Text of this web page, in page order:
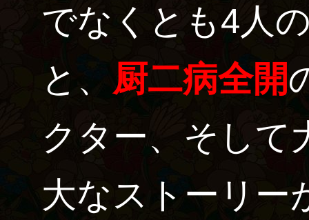
でなくとも4人
と、 厨二病全開
クター、そして
大なストーリー